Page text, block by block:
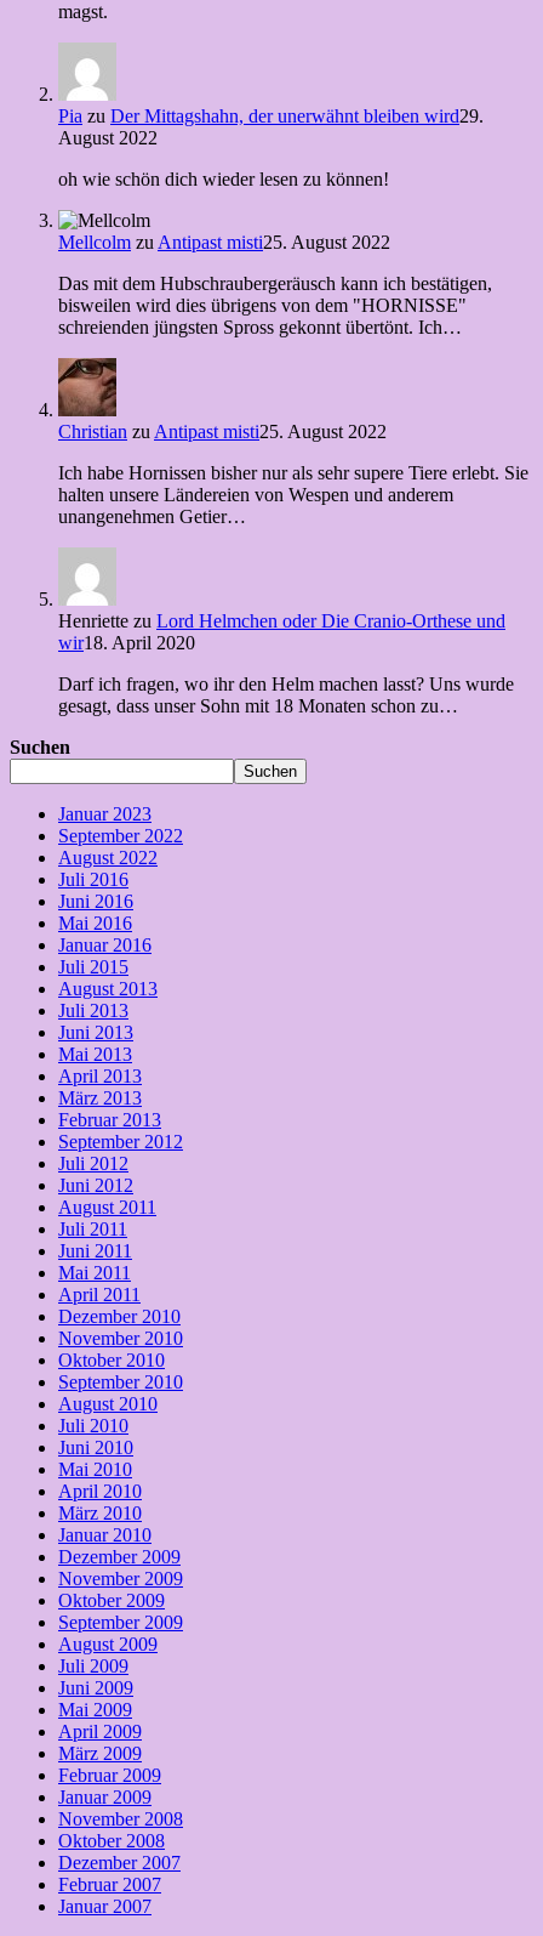
magst.
Pia zu Der Mittagshahn, der unerwähnt bleiben wird29.
August 2022
oh wie schön dich wieder lesen zu können!
Mellcolm zuAntipast misti25. August 2022
Das mit dem Hubschraubergeräusch kann ich bestätigen,
bisweilen wird dies übrigens von dem "HORNISSE"
schreienden jüngsten Spross gekonnt übertönt. Ich…
Christian zuAntipast misti25. August 2022
Ich habe Hornissen bisher nur als sehr supere Tiere erlebt. Sie
halten unsere Ländereien von Wespen und anderem
unangenehmen Getier…
Henriette zu Lord Helmchen oder Die Cranio-Orthese und
wir18. April 2020
Darf ich fragen, wo ihr den Helm machen lasst? Uns wurde
gesagt, dass unser Sohn mit 18 Monaten schon zu…
Suchen
Suchen
Januar 2023
September 2022
August 2022
Juli 2016
Juni 2016
Mai 2016
Januar 2016
Juli 2015
August 2013
Juli 2013
Juni 2013
Mai 2013
April 2013
März 2013
Februar 2013
September 2012
Juli 2012
Juni 2012
August 2011
Juli 2011
Juni 2011
Mai 2011
April 2011
Dezember 2010
November 2010
Oktober 2010
September 2010
August 2010
Juli 2010
Juni 2010
Mai 2010
April 2010
März 2010
Januar 2010
Dezember 2009
November 2009
Oktober 2009
September 2009
August 2009
Juli 2009
Juni 2009
Mai 2009
April 2009
März 2009
Februar 2009
Januar 2009
November 2008
Oktober 2008
Dezember 2007
Februar 2007
Januar 2007